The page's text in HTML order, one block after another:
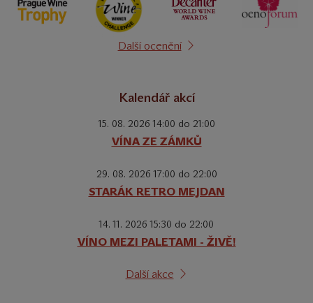
Další ocenění
Kalendář akcí
15. 08. 2026 14:00 do 21:00
VÍNA ZE ZÁMKŮ
29. 08. 2026 17:00 do 22:00
STARÁK RETRO MEJDAN
14. 11. 2026 15:30 do 22:00
VÍNO MEZI PALETAMI - ŽIVĚ!
Další akce